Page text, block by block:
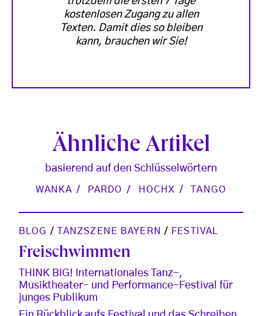
kostenlosen Zugang zu allen
Texten. Damit dies so bleiben
kann, brauchen wir Sie!
Ähnliche Artikel
basierend auf den Schlüsselwörtern
WANKA PARDO HOCHX TANGO
BLOG / TANZSZENE BAYERN / FESTIVAL
Freischwimmen
THINK BIG! Internationales Tanz-,
Musiktheater- und Performance-Festival für
junges Publikum